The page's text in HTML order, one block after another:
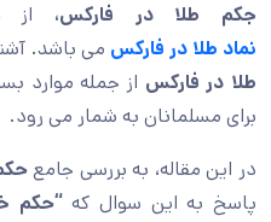
جکم طلا در فارکس، از
نماد طلا در فارکس می باشد.
طلا در فارکس از جمله موارد
برای مسلمانان به شمار می رود.
در این مقاله، به بررسی جامع
پاسخ به این سوال که“حکم